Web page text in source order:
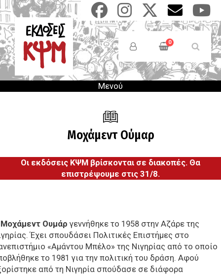
Παράκαμψη
προς
το
κυρίως
περιεχόμενο
Users
Menu
0
Μενού
Μοχάμεντ Ούμαρ
Οι εκδόσεις ΚΨΜ βρίσκονται σε διακοπές. Θα
επιστρέψουμε στις 31/8.
Ουμάρ γεννήθηκε το 1958 στην Αζάρε της
Έχει σπουδάσει Πολιτικές Επιστήμες στο
«Αμάντου Μπέλο» της Νιγηρίας από το οποίο
το 1981 για την πολιτική του δράση. Αφού
από τη Νιγηρία σπούδασε σε διάφορα